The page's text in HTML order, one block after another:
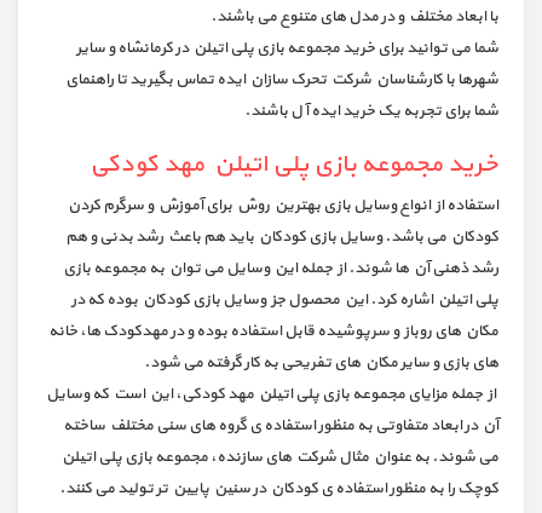
با ابعاد مختلف و در مدل های متنوع می باشند.
شما می توانید برای خرید مجموعه بازی پلی اتیلن در کرمانشاه و سایر
شهرها با کارشناسان شرکت تحرک سازان ایده تماس بگیرید تا راهنمای
شما برای تجربه یک خرید ایده آل باشند.
خرید مجموعه بازی پلی اتیلن مهد کودکی
استفاده از انواع وسایل بازی بهترین روش برای آموزش و سرگرم کردن
کودکان می باشد. وسایل بازی کودکان باید هم باعث رشد بدنی و هم
رشد ذهنی آن ها شوند. از جمله این وسایل می توان به مجموعه بازی
پلی اتیلن اشاره کرد. این محصول جز وسایل بازی کودکان بوده که در
مکان های روباز و سرپوشیده قابل استفاده بوده و در مهدکودک ها، خانه
های بازی و سایر مکان های تفریحی به کار گرفته می شود.
از جمله مزایای مجموعه بازی پلی اتیلن مهد کودکی، این است که وسایل
آن در ابعاد متفاوتی به منظور استفاده ی گروه های سنی مختلف ساخته
می شوند. به عنوان مثال شرکت های سازنده، مجموعه بازی پلی اتیلن
کوچک را به منظور استفاده ی کودکان در سنین پایین تر تولید می کنند.